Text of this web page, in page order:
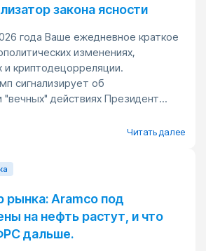
закона ясности
года Ваше ежедневное краткое
изменениях,
и криптодецорреляции.
сигнализирует об
"вечных" действиях Президент...
Читать далее
рынка: Aramco под
на нефть растут, и что
дальше.